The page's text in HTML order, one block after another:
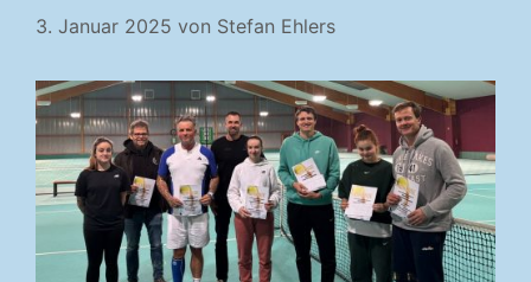
3. Januar 2025 von Stefan Ehlers